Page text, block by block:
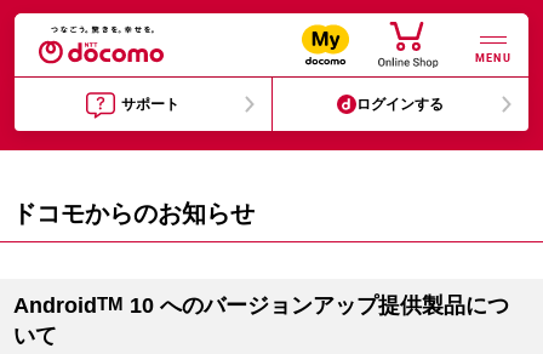
MENU
サポート ログインする
ドコモからのお知らせ
AndroidTM 10 へのバージョンアップ提供製品につ
いて